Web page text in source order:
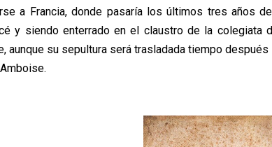
a Francia, donde pasaría los últimos tres años
y siendo enterrado en el claustro de la colegiata
aunque su sepultura será trasladada tiempo